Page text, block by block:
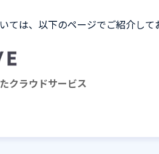
ては、以下のページでご紹介して
クラウドサービス